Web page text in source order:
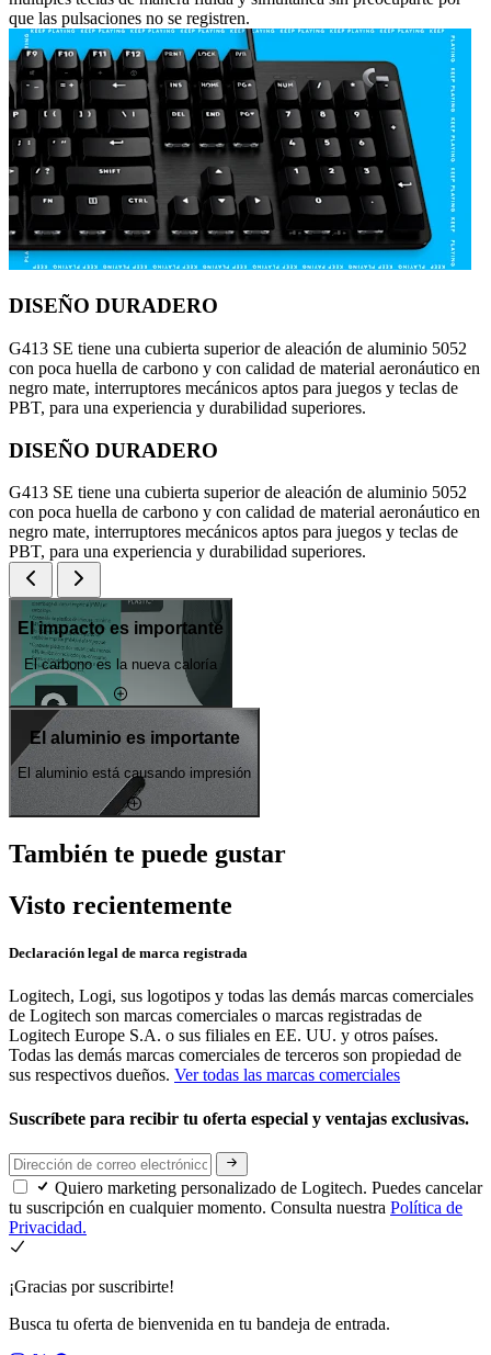
que las pulsaciones no se registren.
DISEÑO DURADERO
G413 SE tiene una cubierta superior de aleación de aluminio 5052
con poca huella de carbono y con calidad de material aeronáutico en
negro mate, interruptores mecánicos aptos para juegos y teclas de
PBT, para una experiencia y durabilidad superiores.
DISEÑO DURADERO
G413 SE tiene una cubierta superior de aleación de aluminio 5052
con poca huella de carbono y con calidad de material aeronáutico en
negro mate, interruptores mecánicos aptos para juegos y teclas de
PBT, para una experiencia y durabilidad superiores.
El impacto es importante
El carbono es la nueva caloría
El aluminio es importante
El aluminio está causando impresión
También te puede gustar
Visto recientemente
Declaración legal de marca registrada
Logitech, Logi, sus logotipos y todas las demás marcas comerciales
de Logitech son marcas comerciales o marcas registradas de
Logitech Europe S.A. o sus filiales en EE. UU. y otros países.
Todas las demás marcas comerciales de terceros son propiedad de
sus respectivos dueños. Ver todas las marcas comerciales
Suscríbete para recibir tu oferta especial y ventajas exclusivas.
Quiero marketing personalizado de Logitech. Puedes cancelar
tu suscripción en cualquier momento. Consulta nuestra Política de
Privacidad.
¡Gracias por suscribirte!
Busca tu oferta de bienvenida en tu bandeja de entrada.